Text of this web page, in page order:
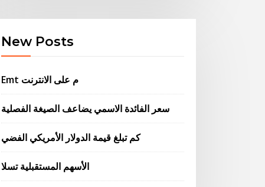
New Posts
Emt م على الانترنت
سعر الفائدة الاسمي يضاعف الصيغة الفصلية
كم تبلغ قيمة الدولار الأمريكي الفضي
الأسهم المستقبلية تسلا